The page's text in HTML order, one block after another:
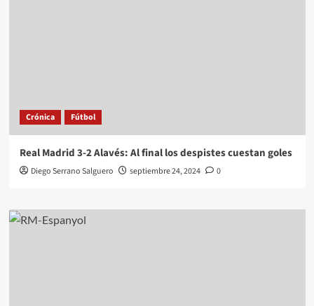
Crónica Fútbol
Real Madrid 3-2 Alavés: Al final los despistes cuestan goles
Diego Serrano Salguero septiembre 24, 2024 0